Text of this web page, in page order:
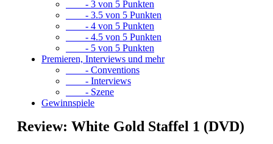
- 3 von 5 Punkten
- 3.5 von 5 Punkten
- 4 von 5 Punkten
- 4.5 von 5 Punkten
- 5 von 5 Punkten
Premieren, Interviews und mehr
- Conventions
- Interviews
- Szene
Gewinnspiele
Review: White Gold Staffel 1 (DVD)